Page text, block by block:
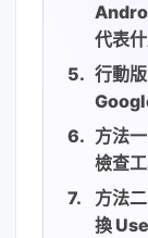
代表
行動
方法
檢查
方法
換